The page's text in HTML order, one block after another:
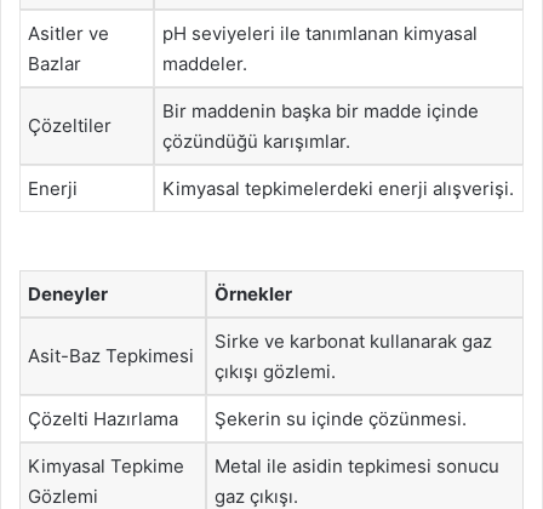
Asitler ve
Bazlar
pH seviyeleri ile tanımlanan kimyasal
maddeler.
Çözeltiler
Bir maddenin başka bir madde içinde
çözündüğü karışımlar.
Enerji Kimyasal tepkimelerdeki enerji alışverişi.
Deneyler Örnekler
Asit-Baz Tepkimesi
Sirke ve karbonat kullanarak gaz
çıkışı gözlemi.
Çözelti Hazırlama Şekerin su içinde çözünmesi.
Kimyasal Tepkime
Gözlemi
Metal ile asidin tepkimesi sonucu
gaz çıkışı.